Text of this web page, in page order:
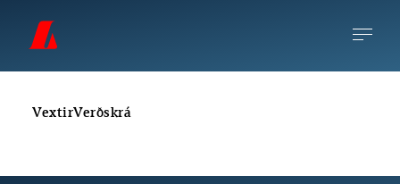
VextirVerðskrá